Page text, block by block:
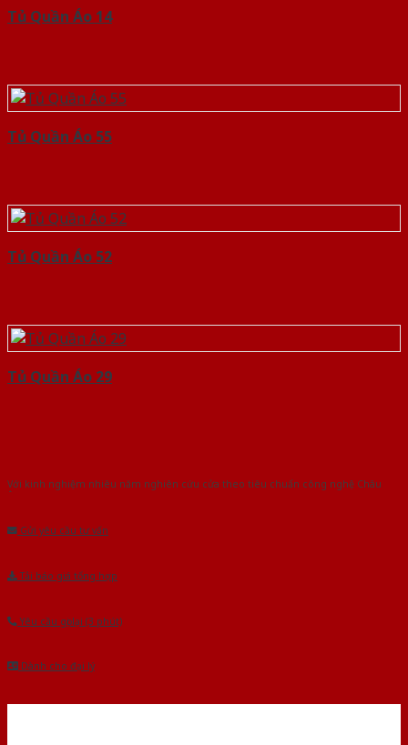
Tủ Quần Áo 14
Tủ Quần Áo 55
Tủ Quần Áo 52
Tủ Quần Áo 29
Với kinh nghiệm nhiêu năm nghiên cứu cửa theo tiêu chuẩn công nghệ Châu
Gửi yêu cầu tư vấn
Tải báo giá tổng hợp
Yêu cầu gọi lại (3 phút)
Dành cho đại lý